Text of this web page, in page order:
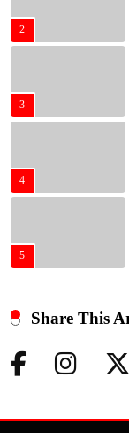
2
3
4
5
Share This